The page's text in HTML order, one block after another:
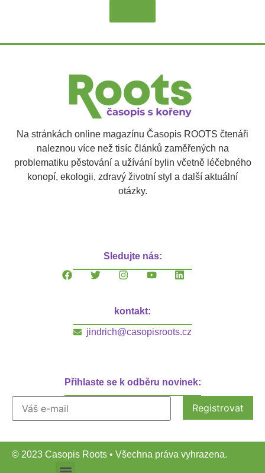
Na stránkách online magazínu Časopis ROOTS čtenáři
naleznou více než tisíc článků zaměřených na
problematiku pěstování a užívání bylin včetně léčebného
konopí, ekologii, zdravý životní styl a další aktuální
otázky.
Sledujte nás:
kontakt:
jindrich@casopisroots.cz
Přihlaste se k odběru novinek:
© 2023 Casopis Roots • Všechna práva vyhrazena.